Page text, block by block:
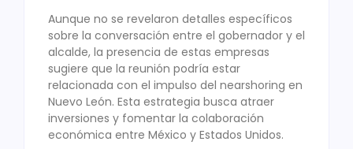
Aunque no se revelaron detalles específicos
sobre la conversación entre el gobernador y el
alcalde, la presencia de estas empresas
sugiere que la reunión podría estar
relacionada con el impulso del nearshoring en
Nuevo León. Esta estrategia busca atraer
inversiones y fomentar la colaboración
económica entre México y Estados Unidos.